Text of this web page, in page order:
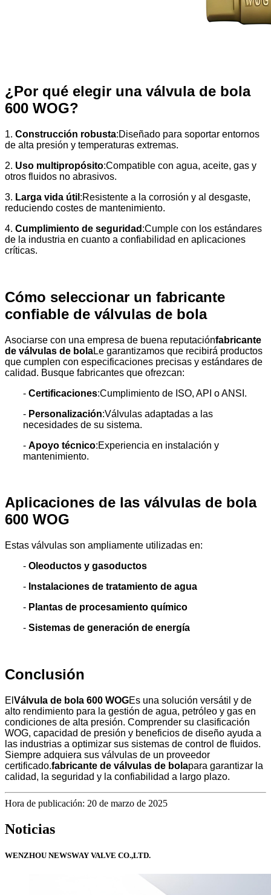
¿Por qué elegir una válvula de bola
600 WOG?
1. Construcción robusta:Diseñado para soportar entornos
de alta presión y temperaturas extremas.
2. Uso multipropósito:Compatible con agua, aceite, gas y
otros fluidos no abrasivos.
3. Larga vida útil :Resistente a la corrosión y al desgaste,
reduciendo costes de mantenimiento.
4. Cumplimiento de seguridad :Cumple con los estándares
de la industria en cuanto a confiabilidad en aplicaciones
críticas.
Cómo seleccionar un fabricante
confiable de válvulas de bola
Asociarse con una empresa de buena reputaciónfabricante
de válvulas de bolaLe garantizamos que recibirá productos
que cumplen con especificaciones precisas y estándares de
calidad. Busque fabricantes que ofrezcan:
- Certificaciones:Cumplimiento de ISO, API o ANSI.
- Personalización:Válvulas adaptadas a las
necesidades de su sistema.
- Apoyo técnico:Experiencia en instalación y
mantenimiento.
Aplicaciones de las válvulas de bola
600 WOG
Estas válvulas son ampliamente utilizadas en:
- Oleoductos y gasoductos
- Instalaciones de tratamiento de agua
- Plantas de procesamiento químico
- Sistemas de generación de energía
Conclusión
El Válvula de bola 600 WOGEs una solución versátil y de
alto rendimiento para la gestión de agua, petróleo y gas en
condiciones de alta presión. Comprender su clasificación
WOG, capacidad de presión y beneficios de diseño ayuda a
las industrias a optimizar sus sistemas de control de fluidos.
Siempre adquiera sus válvulas de un proveedor
certificado.fabricante de válvulas de bolapara garantizar la
calidad, la seguridad y la confiabilidad a largo plazo.
Hora de publicación: 20 de marzo de 2025
Noticias
WENZHOU NEWSWAY VALVE CO.,LTD.